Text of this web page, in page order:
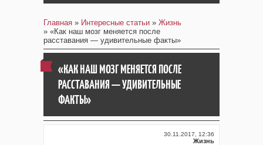
Главная » Интересные статьи » Жизнь
» «Как наш мозг меняется после
расставания — удивительные факты»
«КАК НАШ МОЗГ МЕНЯЕТСЯ ПОСЛЕ
РАССТАВАНИЯ — УДИВИТЕЛЬНЫЕ
ФАКТЫ»
30.11.2017, 12:36
Жизнь